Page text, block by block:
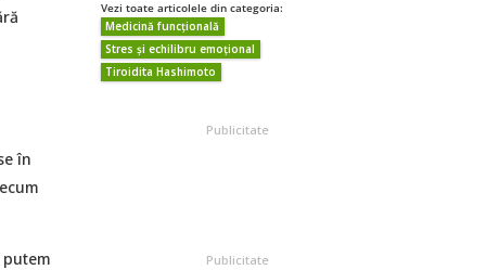
în
Vezi toate articolele din categoria:
Medicină funcțională
Stres și echilibru emoțional
Tiroidita Hashimoto
Publicitate
Publicitate